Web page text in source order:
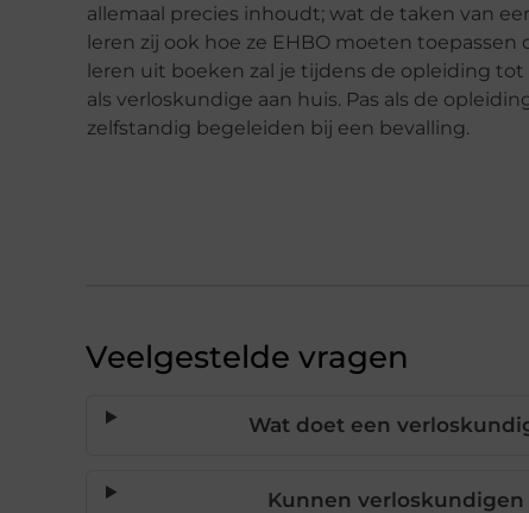
allemaal precies inhoudt; wat de taken van
leren zij ook hoe ze EHBO moeten toepassen
leren uit boeken zal je tijdens de opleiding
als verloskundige aan huis. Pas als de
zelfstandig begeleiden bij een bevalling.
Veelgestelde vragen
Wat doet een
Kunnen